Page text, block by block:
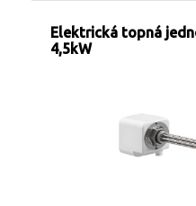
Elektrická topná
4,5kW